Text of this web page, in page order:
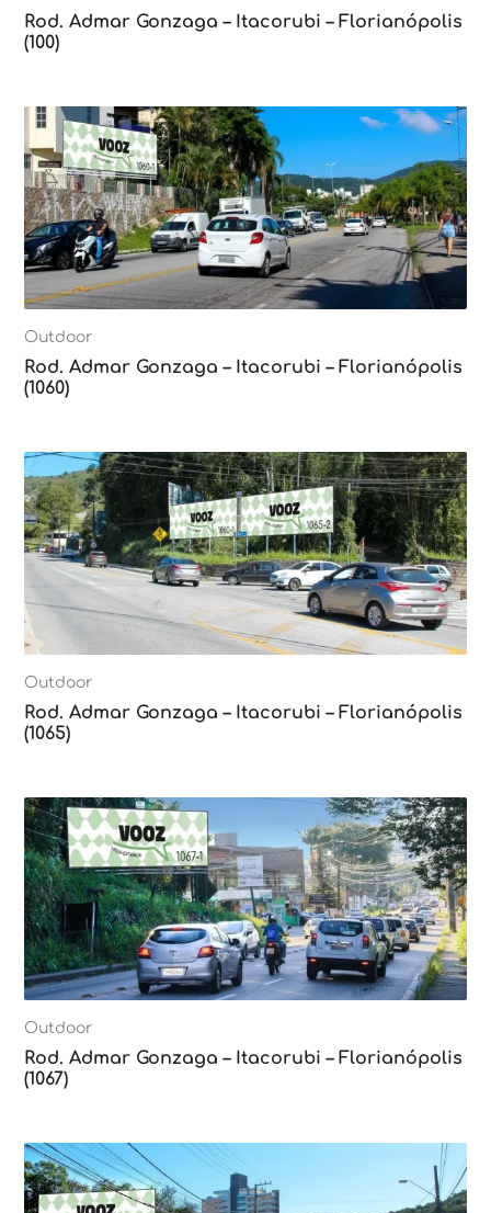
Rod. Admar Gonzaga – Itacorubi – Florianópolis
(100)
Outdoor
Rod. Admar Gonzaga – Itacorubi – Florianópolis
(1060)
Outdoor
Rod. Admar Gonzaga – Itacorubi – Florianópolis
(1065)
Outdoor
Rod. Admar Gonzaga – Itacorubi – Florianópolis
(1067)